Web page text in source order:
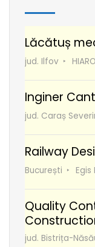
Lăcătuș
jud. Ilfov
Inginer
jud. Caraș
Railway
București Egis
Quality
jud. Bistrița-